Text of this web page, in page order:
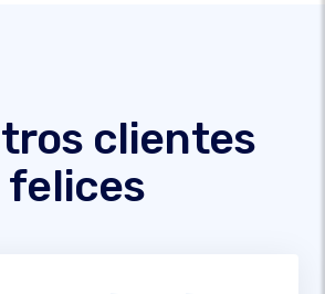
clientes
felices